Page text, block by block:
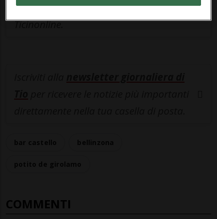
Entra nelcanale WhatsAppdi
Ticinonline.
COMMENTI